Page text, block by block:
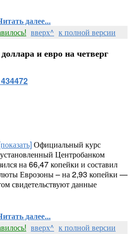
далее...
вверх^ к полной версии
и евро на четверг
Официальный курс
Центробанком
на 66,47 копейки и составил
Еврозоны – на 2,93 копейки —
свидетельствуют данные
далее...
вверх^ к полной версии